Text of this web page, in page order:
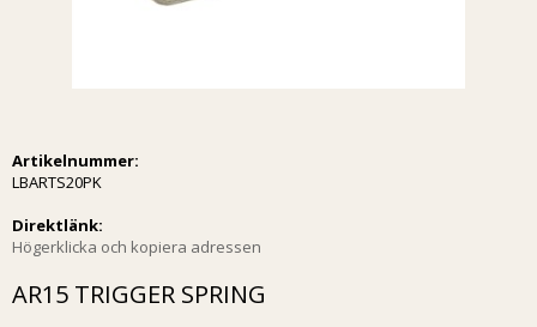
Artikelnummer:
LBARTS20PK
Direktlänk:
Högerklicka och kopiera adressen
AR15 TRIGGER SPRING